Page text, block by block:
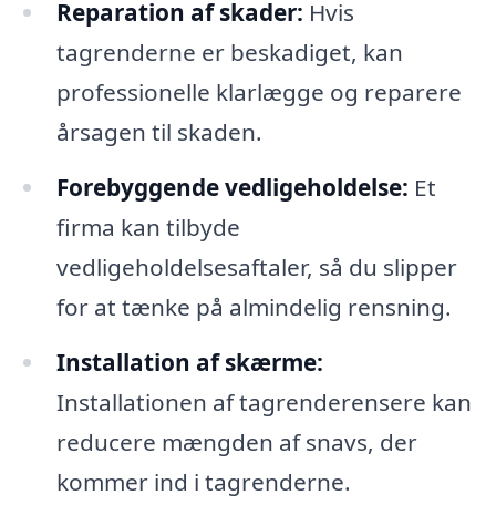
Reparation af skader: Hvis
tagrenderne er beskadiget, kan
professionelle klarlægge og reparere
årsagen til skaden.
Forebyggende vedligeholdelse: Et
firma kan tilbyde
vedligeholdelsesaftaler, så du slipper
for at tænke på almindelig rensning.
Installation af skærme:
Installationen af tagrenderensere kan
reducere mængden af snavs, der
kommer ind i tagrenderne.